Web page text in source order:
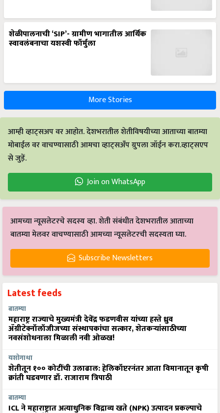
शेळीपालनाची ‘SIP’- ग्रामीण भागातील आर्थिक
स्वावलंबनाचा यशस्वी फॉर्मुला
More Stories
आम्ही व्हाट्सअप वर आहोत. देशभरातील शेतीविषयीच्या आताच्या बातम्या
मोबाईल वर वाचण्यासाठी आमचा व्हाट्सअँप ग्रुपला जॉईन करा.व्हाट्सएप
से जुड़ें.
Join on WhatsApp
आमच्या न्यूसलेटरचे सदस्य व्हा. शेती संबंधीत देशभरातील आताच्या
बातम्या मेलवर वाचण्यासाठी आमच्या न्यूसलेटरची सदस्यता घ्या.
Subscribe Newsletters
Latest feeds
बातम्या
महाराष्ट्र राज्याचे मुख्यमंत्री देवेंद्र फडणवीस यांच्या हस्ते ध्रुव
ॲग्रीटेक्नॉलॉजीजच्या संस्थापकांचा सत्कार, शेतकऱ्यांसाठीच्या
नवसंशोधनाला मिळाली नवी ओळख!
यशोगाथा
शेतीतून १०० कोटींची उलाढाल: हेलिकॉप्टरनंतर आता विमानातून कृषी
क्रांती घडवणार डॉ. राजाराम त्रिपाठी
बातम्या
ICL ने महाराष्ट्रात अत्याधुनिक विद्राव्य खते (NPK) उत्पादन प्रकल्पाचे